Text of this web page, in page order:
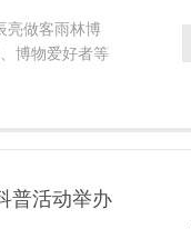
亮做客雨林博
博物爱好者等
普活动举办